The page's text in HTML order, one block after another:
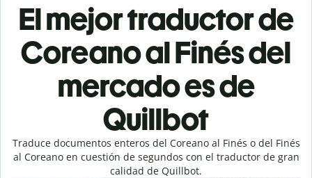
El mejor traductor de
Coreano al Finés del
mercado es de
Quillbot
Traduce documentos enteros del Coreano al Finés o del Finés
al Coreano en cuestión de segundos con el traductor de gran
calidad de Quillbot.